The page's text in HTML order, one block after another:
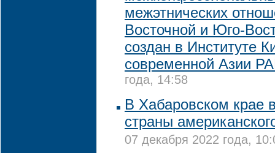
межэтнических
Восточной и Юго-
создан в Институте
современной Азии
года, 14:58
В Хабаровском крае
страны
07 декабря 2022 года,